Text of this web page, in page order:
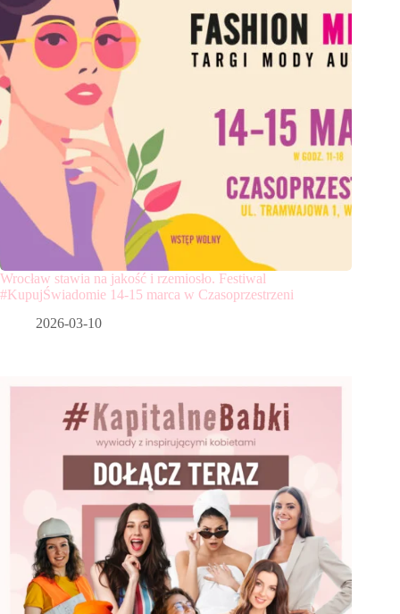
Wrocław stawia na jakość i rzemiosło. Festiwal
#KupujŚwiadomie 14-15 marca w Czasoprzestrzeni
2026-03-10